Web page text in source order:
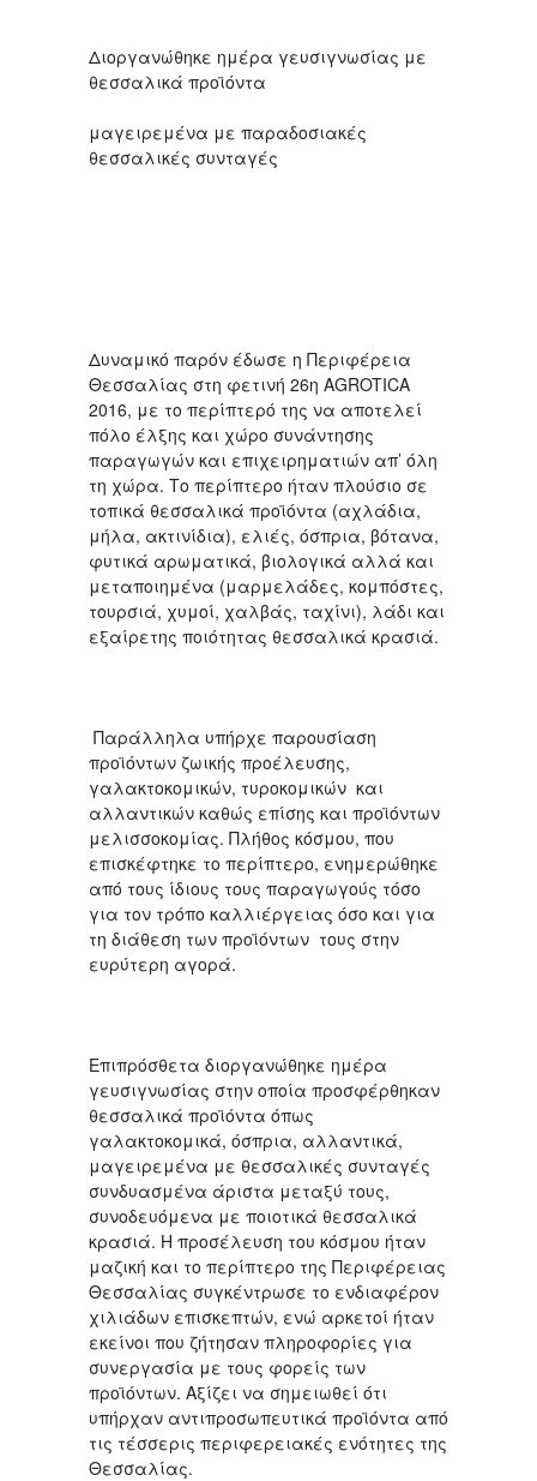
Διοργανώθηκε ημέρα γευσιγνωσίας με
θεσσαλικά προϊόντα
μαγειρεμένα με παραδοσιακές
θεσσαλικές συνταγές
Δυναμικό παρόν έδωσε η Περιφέρεια
Θεσσαλίας στη φετινή 26η AGROTICA
2016, με το περίπτερό της να αποτελεί
πόλο έλξης και χώρο συνάντησης
παραγωγών και επιχειρηματιών απ’ όλη
τη χώρα. Το περίπτερο ήταν πλούσιο σε
τοπικά θεσσαλικά προϊόντα (αχλάδια,
μήλα, ακτινίδια), ελιές, όσπρια, βότανα,
φυτικά αρωματικά, βιολογικά αλλά και
μεταποιημένα (μαρμελάδες, κομπόστες,
τουρσιά, χυμοί, χαλβάς, ταχίνι), λάδι και
εξαίρετης ποιότητας θεσσαλικά κρασιά.
Παράλληλα υπήρχε παρουσίαση
προϊόντων ζωικής προέλευσης,
γαλακτοκομικών, τυροκομικών και
αλλαντικών καθώς επίσης και προϊόντων
μελισσοκομίας. Πλήθος κόσμου, που
επισκέφτηκε το περίπτερο, ενημερώθηκε
από τους ίδιους τους παραγωγούς τόσο
για τον τρόπο καλλιέργειας όσο και για
τη διάθεση των προϊόντων τους στην
ευρύτερη αγορά.
Επιπρόσθετα διοργανώθηκε ημέρα
γευσιγνωσίας στην οποία προσφέρθηκαν
θεσσαλικά προϊόντα όπως
γαλακτοκομικά, όσπρια, αλλαντικά,
μαγειρεμένα με θεσσαλικές συνταγές
συνδυασμένα άριστα μεταξύ τους,
συνοδευόμενα με ποιοτικά θεσσαλικά
κρασιά. Η προσέλευση του κόσμου ήταν
μαζική και το περίπτερο της Περιφέρειας
Θεσσαλίας συγκέντρωσε το ενδιαφέρον
χιλιάδων επισκεπτών, ενώ αρκετοί ήταν
εκείνοι που ζήτησαν πληροφορίες για
συνεργασία με τους φορείς των
προϊόντων. Αξίζει να σημειωθεί ότι
υπήρχαν αντιπροσωπευτικά προϊόντα από
τις τέσσερις περιφερειακές ενότητες της
Θεσσαλίας.